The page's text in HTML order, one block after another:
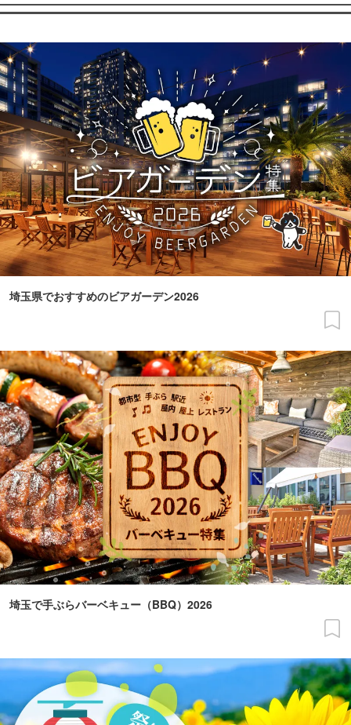
埼玉県でおすすめのビアガーデン2026
埼玉で手ぶらバーベキュー（BBQ）2026